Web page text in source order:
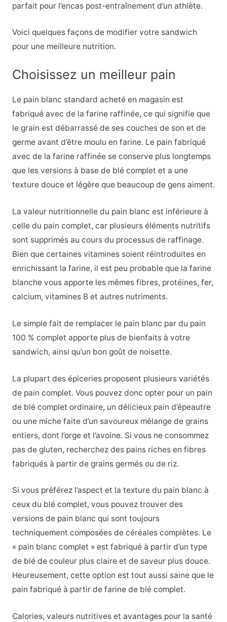
parfait pour l’encas post-entraînement d’un athlète.
Voici quelques façons de modifier votre sandwich
pour une meilleure nutrition.
Choisissez un meilleur pain
Le pain blanc standard acheté en magasin est
fabriqué avec de la farine raffinée, ce qui signifie que
le grain est débarrassé de ses couches de son et de
germe avant d’être moulu en farine. Le pain fabriqué
avec de la farine raffinée se conserve plus longtemps
que les versions à base de blé complet et a une
texture douce et légère que beaucoup de gens aiment.
La valeur nutritionnelle du pain blanc est inférieure à
celle du pain complet, car plusieurs éléments nutritifs
sont supprimés au cours du processus de raffinage.
Bien que certaines vitamines soient réintroduites en
enrichissant la farine, il est peu probable que la farine
blanche vous apporte les mêmes fibres, protéines, fer,
calcium, vitamines B et autres nutriments.
Le simple fait de remplacer le pain blanc par du pain
100 % complet apporte plus de bienfaits à votre
sandwich, ainsi qu’un bon goût de noisette.
La plupart des épiceries proposent plusieurs variétés
de pain complet. Vous pouvez donc opter pour un pain
de blé complet ordinaire, un délicieux pain d’épeautre
ou une miche faite d’un savoureux mélange de grains
entiers, dont l’orge et l’avoine. Si vous ne consommez
pas de gluten, recherchez des pains riches en fibres
fabriqués à partir de grains germés ou de riz.
Si vous préférez l’aspect et la texture du pain blanc à
ceux du blé complet, vous pouvez trouver des
versions de pain blanc qui sont toujours
techniquement composées de céréales complètes. Le
« pain blanc complet » est fabriqué à partir d’un type
de blé de couleur plus claire et de saveur plus douce.
Heureusement, cette option est tout aussi saine que le
pain fabriqué à partir de farine de blé complet.
Calories, valeurs nutritives et avantages pour la santé